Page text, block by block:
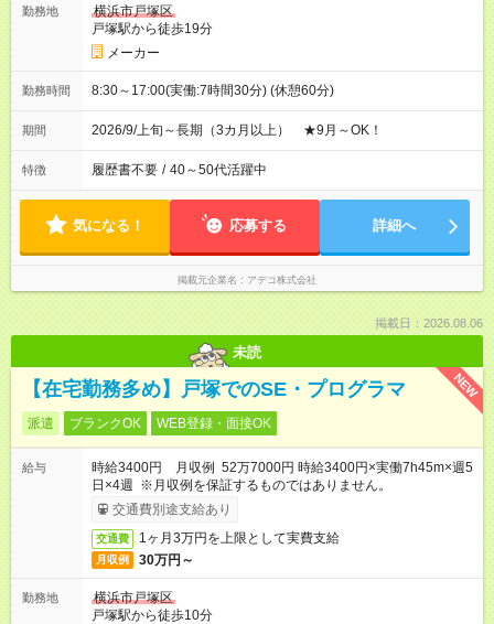
勤務地
横浜市戸塚区
戸塚駅から徒歩19分
メーカー
勤務時間 8:30～17:00(実働:7時間30分) (休憩60分)
期間 2026/9/上旬～長期（3カ月以上） ★9月～OK！
特徴 履歴書不要 / 40～50代活躍中
気になる！ 応募する 詳細へ
掲載元企業名 アデコ株式会社
掲載日：2026.08.06
未読
NEW
【在宅勤務多め】戸塚でのSE・プログラマ
派遣 ブランクOK WEB登録・面接OK
給与
時給3400円 月収例 52万7000円 時給3400円×実働7h45m×週5
日×4週 ※月収例を保証するものではありません。
交通費別途支給あり
交通費 1ヶ月3万円を上限として実費支給
月収例 30万円～
勤務地
横浜市戸塚区
戸塚駅から徒歩10分